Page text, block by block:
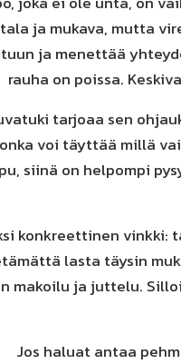
ja mukava, mutta
ja menettää
rauha on poissa.
tarjoaa sen
voi täyttää millä
siinä on helpompi
konkreettinen vinkki:
lasta täysin
makoilu ja juttelu.
Jos haluat antaa